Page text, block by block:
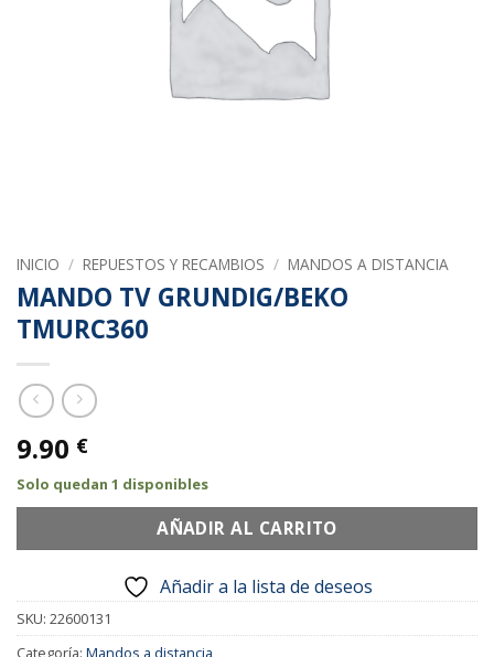
INICIO / REPUESTOS Y RECAMBIOS / MANDOS A DISTANCIA
MANDO TV GRUNDIG/BEKO
TMURC360
9.90 €
Solo quedan 1 disponibles
AÑADIR AL CARRITO
Añadir a la lista de deseos
SKU: 22600131
Categoría: Mandos a distancia